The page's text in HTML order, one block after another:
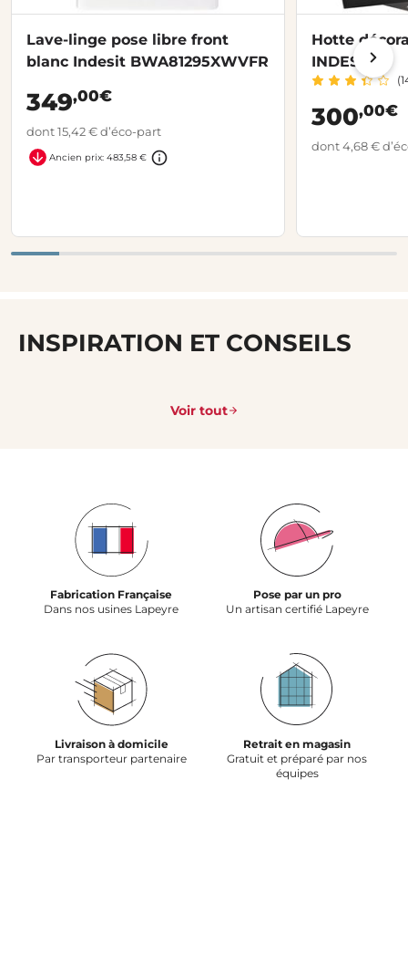
Lave-linge pose libre front
blanc Indesit BWA81295XWVFR
349,00€
dont 15,42 € d’éco-part
Ancien prix: 483,58 €
Hotte
INDESIT
300,00€
dont 4,68 €
INSPIRATION ET CONSEILS
Voir tout
Fabrication Française
Dans nos usines Lapeyre
Pose par un pro
Un artisan certifié Lapeyre
Livraison à domicile
Par transporteur partenaire
Retrait en magasin
Gratuit et préparé par nos
équipes